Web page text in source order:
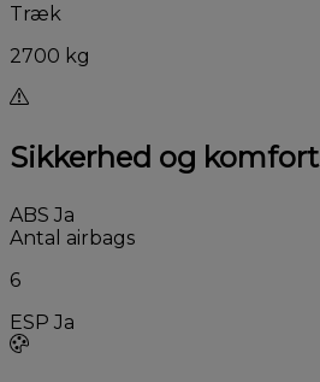
Træk
2700 kg
Sikkerhed og komfort
ABS Ja
Antal airbags
6
ESP Ja